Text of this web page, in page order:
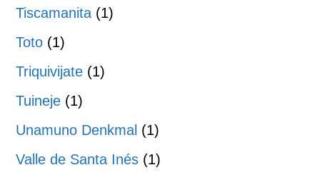
Tiscamanita (1)
Toto (1)
Triquivijate (1)
Tuineje (1)
Unamuno Denkmal (1)
Valle de Santa Inés (1)